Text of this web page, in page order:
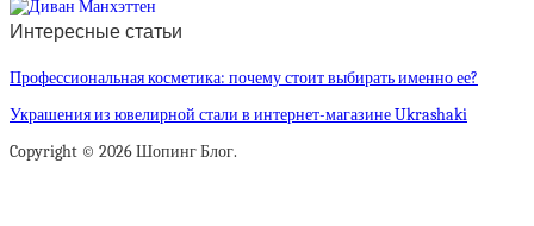
Интересные статьи
Профессиональная косметика: почему стоит выбирать именно ее?
Украшения из ювелирной стали в интернет-магазине Ukrashaki
Copyright © 2026 Шопинг Блог.